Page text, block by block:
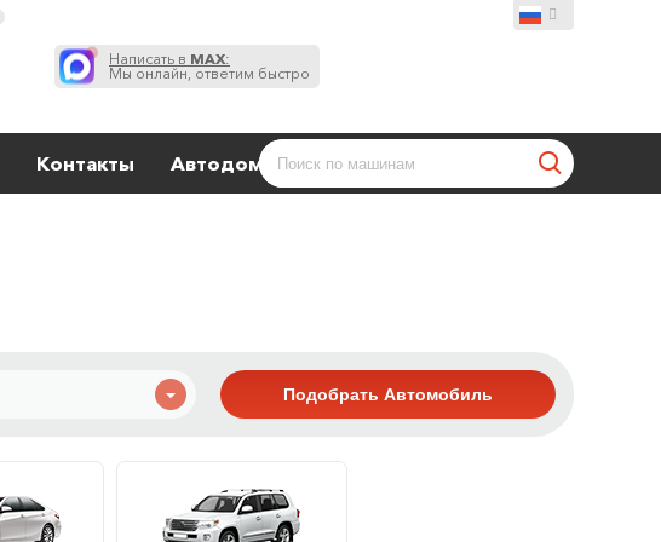
Написать в MAX:
Мы онлайн, ответим быстро
Контакты Автодома